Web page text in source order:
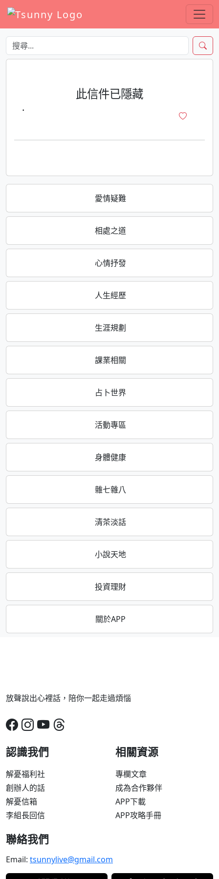
愛情疑難
相處之道
心情抒發
人生經歷
生涯規劃
課業相關
占卜世界
活動專區
身體健康
雜七雜八
清茶淡話
小說天地
投資理財
關於APP
此信件已隱藏
·
放聲說出心裡話，陪你一起走過煩惱
認識我們
解憂福利社
創辦人的話
解憂信箱
李組長回信
相關資源
專欄文章
成為合作夥伴
APP下載
APP攻略手冊
聯絡我們
Email: tsunnylive@gmail.com